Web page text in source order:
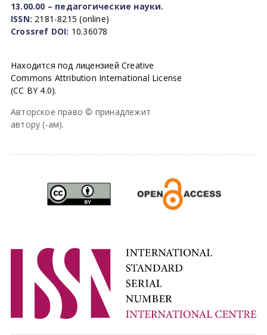
13.00.00 – педагогические науки.
ISSN: 2181-8215 (online)
Crossref DOI: 10.36078
Находится под лицензией Creative
Commons Attribution International License
(CC BY 4.0).
Авторское право © принадлежит
автору (-ам).